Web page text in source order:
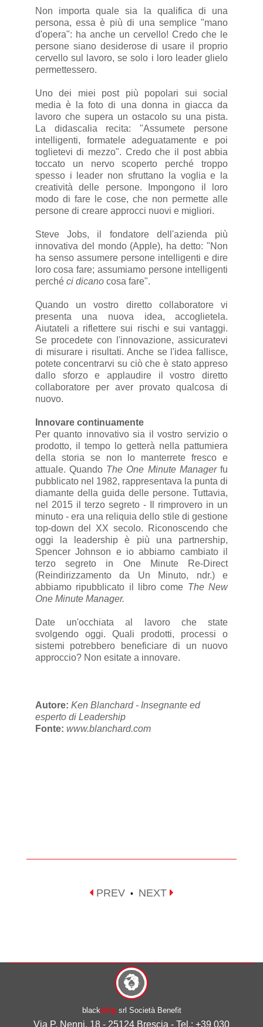
Non importa quale sia la qualifica di una
persona, essa è più di una semplice "mano
d'opera": ha anche un cervello! Credo che le
persone siano desiderose di usare il proprio
cervello sul lavoro, se solo i loro leader glielo
permettessero.
Uno dei miei post più popolari sui social
media è la foto di una donna in giacca da
lavoro che supera un ostacolo su una pista.
La didascalia recita: "Assumete persone
intelligenti, formatele adeguatamente e poi
toglietevi di mezzo". Credo che il post abbia
toccato un nervo scoperto perché troppo
spesso i leader non sfruttano la voglia e la
creatività delle persone. Impongono il loro
modo di fare le cose, che non permette alle
persone di creare approcci nuovi e migliori.
Steve Jobs, il fondatore dell'azienda più
innovativa del mondo (Apple), ha detto: "Non
ha senso assumere persone intelligenti e dire
loro cosa fare; assumiamo persone intelligenti
perché ci dicanocosa fare".
Quando un vostro diretto collaboratore vi
presenta una nuova idea, accoglietela.
Aiutateli a riflettere sui rischi e sui vantaggi.
Se procedete con l'innovazione, assicuratevi
di misurare i risultati. Anche se l'idea fallisce,
potete concentrarvi su ciò che è stato appreso
dallo sforzo e applaudire il vostro diretto
collaboratore per aver provato qualcosa di
nuovo.
Innovare continuamente
Per quanto innovativo sia il vostro servizio o
prodotto, il tempo lo getterà nella pattumiera
della storia se non lo manterrete fresco e
attuale. Quando The One Minute Managerfu
pubblicato nel 1982, rappresentava la punta di
diamante della guida delle persone. Tuttavia,
nel 2015 il terzo segreto - Il rimprovero in un
minuto - era una reliquia dello stile di gestione
top-down del XX secolo. Riconoscendo che
oggi la leadership è più una partnership,
Spencer Johnson e io abbiamo cambiato il
terzo segreto in One Minute Re-Direct
(Reindirizzamento da Un Minuto, ndr.) e
abbiamo ripubblicato il libro come The New
One Minute Manager.
Date un'occhiata al lavoro che state
svolgendo oggi. Quali prodotti, processi o
sistemi potrebbero beneficiare di un nuovo
approccio? Non esitate a innovare.
Autore: Ken Blanchard - Insegnante ed
esperto di Leadership
Fonte: www.blanchard.com
PREV • NEXT
blackshipsrl Società Benefit
Via P. Nenni, 18 - 25124 Brescia - Tel.: +39 030